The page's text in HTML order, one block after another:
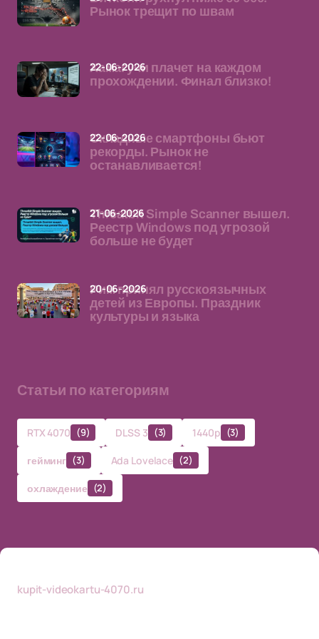
Рынок трещит по швам
Хамагучи плачет на каждом
прохождении. Финал близко!
22-06-2026
Складные смартфоны бьют
рекорды. Рынок не
останавливается!
22-06-2026
Threatbit Simple Scanner вышел.
Реестр Windows под угрозой
больше не будет
21-06-2026
Рим принял русскоязычных
детей из Европы. Праздник
культуры и языка
20-06-2026
Статьи по категориям
RTX 4070 (9) DLSS 3 (3) 1440p (3)
гейминг (3) Ada Lovelace (2)
охлаждение (2)
kupit-videokartu-4070.ru